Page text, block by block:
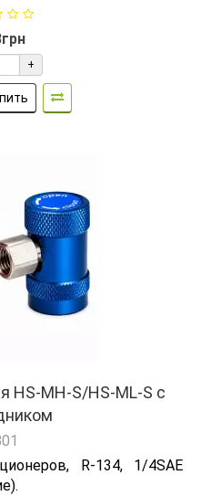
+
HS-MH-S/HS-ML-S c
R-134, 1/4SAE